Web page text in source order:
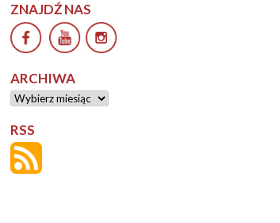
ZNAJDŹ NAS
ARCHIWA
Archiwa
RSS